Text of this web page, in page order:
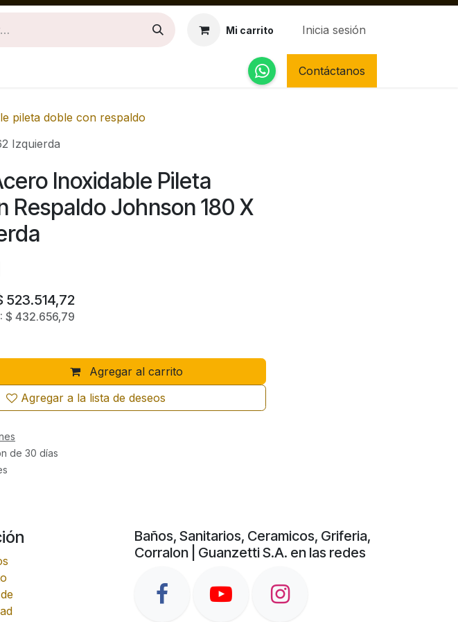
Mi carrito Inicia sesión
Contáctanos
pileta doble con respaldo
Izquierda
Inoxidable Pileta
Respaldo Johnson 180 X
523.514,72
$ 432.656,79
Agregar al carrito
Agregar a la lista de deseos
de 30 días
Baños, Sanitarios, Ceramicos, Griferia,
Corralon | Guanzetti S.A. en las redes